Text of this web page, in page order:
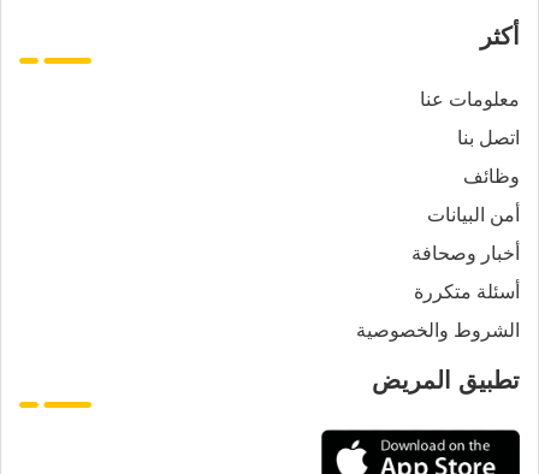
أكثر
معلومات عنا
اتصل بنا
وظائف
أمن البيانات
أخبار وصحافة
أسئلة متكررة
الشروط والخصوصية
تطبيق المريض